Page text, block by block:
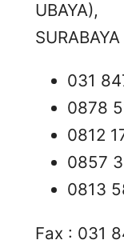
UBAYA),
SURABAYA
031
0878
0812
0857
0813
Fax : 031